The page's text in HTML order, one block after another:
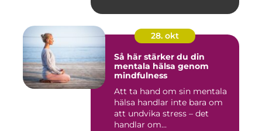
28. okt
Så här stärker du din
mentala hälsa genom
mindfulness
Att ta hand om sin mentala
hälsa handlar inte bara om
att undvika stress – det
handlar om...